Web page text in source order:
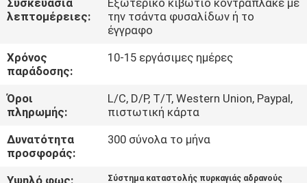
ΈΛΕΓΧΟΣ
ΚΑΤΕΒΆΣΤΕ
ΖΗΤΉΣΤΕ
ΈΝΑ
ΑΠΌΣΠΑΣΜΑ
Συσκευασία
λεπτομέρειες:
Εξωτερικό κιβώτιο κοντραπλακέ με
την τσάντα φυσαλίδων ή το
έγγραφο
Χρόνος
παράδοσης:
10-15 εργάσιμες ημέρες
Όροι
πληρωμής:
L/C, D/P, T/T, Western Union, Paypal,
πιστωτική κάρτα
Δυνατότητα
προσφοράς:
300 σύνολα το μήνα
Σύστημα καταστολής πυρκαγιάς αδρανούς